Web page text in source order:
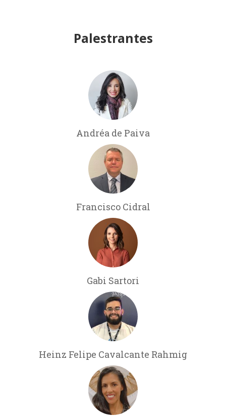
Palestrantes
Andréa de Paiva
Francisco Cidral
Gabi Sartori
Heinz Felipe Cavalcante Rahmig